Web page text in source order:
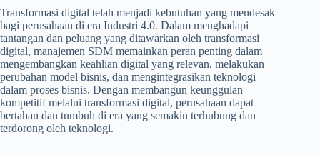
Transformasi digital telah menjadi kebutuhan yang mendesak
bagi perusahaan di era Industri 4.0. Dalam menghadapi
tantangan dan peluang yang ditawarkan oleh transformasi
digital, manajemen SDM memainkan peran penting dalam
mengembangkan keahlian digital yang relevan, melakukan
perubahan model bisnis, dan mengintegrasikan teknologi
dalam proses bisnis. Dengan membangun keunggulan
kompetitif melalui transformasi digital, perusahaan dapat
bertahan dan tumbuh di era yang semakin terhubung dan
terdorong oleh teknologi.